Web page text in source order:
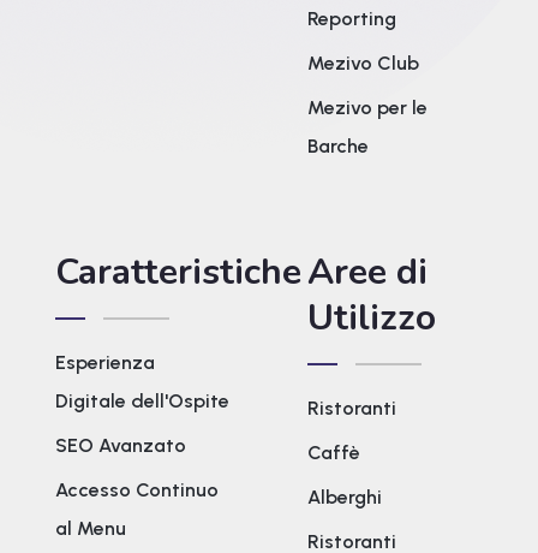
Reporting
Mezivo Club
Mezivo per le
Barche
Caratteristiche
Esperienza
Digitale dell'Ospite
SEO Avanzato
Accesso Continuo
al Menu
Aree di
Utilizzo
Ristoranti
Caffè
Alberghi
Ristoranti